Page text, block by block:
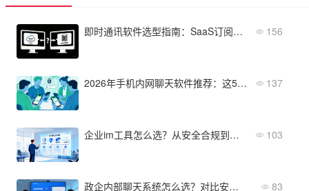
即时通讯软件选型指南：SaaS订阅还是私有化部署？ 156
2026年手机内网聊天软件推荐：这5款最适合企业团队 137
企业im工具怎么选？从安全合规到集成能力四步搞定 103
政企内部聊天系统怎么选？对比安全性与协同功能的选型指南 83